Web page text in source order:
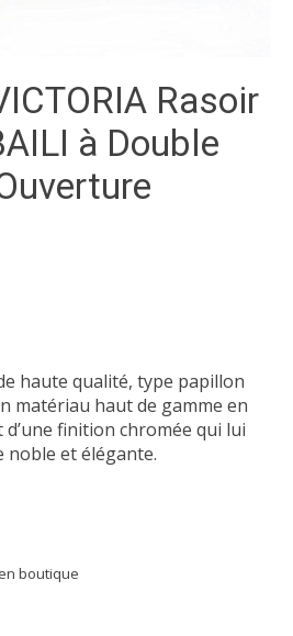
Rasoir
à Double
haute qualité, type papillon
matériau haut de gamme en
finition chromée qui lui
noble et élégante.
boutique